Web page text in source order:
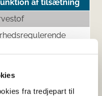
fra tredjepart til
af tilsætning